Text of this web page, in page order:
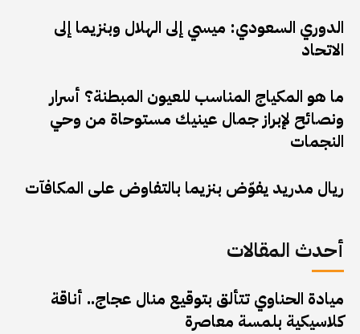
الدوري السعودي: ميسي إلى الهلال وبنزيما إلى
الاتحاد
ما هو المكياج المناسب للعيون المبطنة؟ أسرار
ونصائح لإبراز جمال عينيك مستوحاة من وحي
النجمات
ريال مدريد يفوّض بنزيما بالتفاوض على المكافآت
أحدث المقالات
ميادة الحناوي تتألق بتوقيع منال عجاج.. أناقة
كلاسيكية بلمسة معاصرة